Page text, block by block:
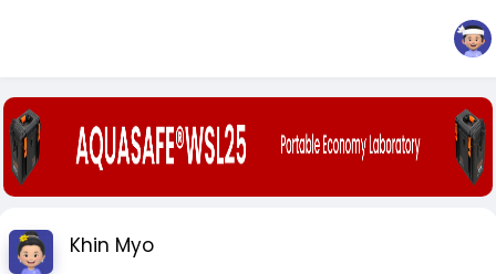
Khin Myo